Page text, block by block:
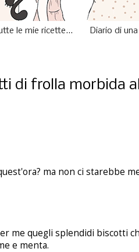
le mie ricette... Diario di
di frolla morbida
ma non ci starebbe
me quegli splendidi biscotti
e menta.